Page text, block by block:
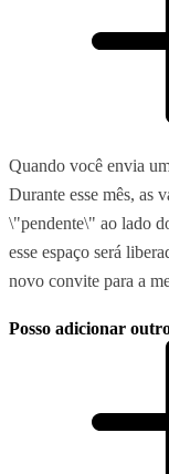
Quando você envia
Durante esse mês, as
\"pendente\" ao lado
esse espaço será
novo convite para a
Posso adicionar